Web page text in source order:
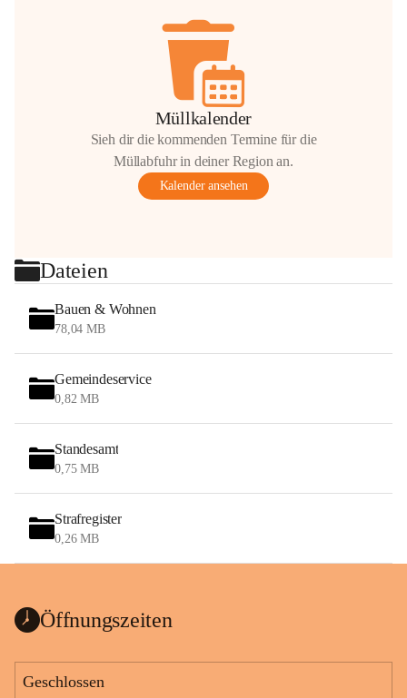
Müllkalender
Sieh dir die kommenden Termine für die
Müllabfuhr in deiner Region an.
Kalender ansehen
Dateien
Bauen & Wohnen
78,04 MB
Gemeindeservice
0,82 MB
Standesamt
0,75 MB
Strafregister
0,26 MB
Öffnungszeiten
Geschlossen